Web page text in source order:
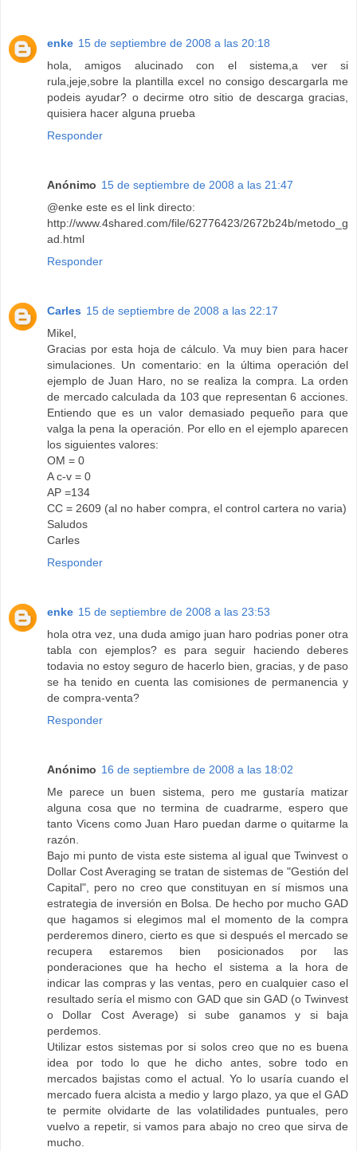
enke 15 de septiembre de 2008 a las 20:18
hola, amigos alucinado con el sistema,a ver si
rula,jeje,sobre la plantilla excel no consigo descargarla me
podeis ayudar? o decirme otro sitio de descarga gracias,
quisiera hacer alguna prueba
Responder
Anónimo 15 de septiembre de 2008 a las 21:47
@enke este es el link directo:
http://www.4shared.com/file/62776423/2672b24b/metodo_g
ad.html
Responder
Carles 15 de septiembre de 2008 a las 22:17
Mikel,
Gracias por esta hoja de cálculo. Va muy bien para hacer
simulaciones. Un comentario: en la última operación del
ejemplo de Juan Haro, no se realiza la compra. La orden
de mercado calculada da 103 que representan 6 acciones.
Entiendo que es un valor demasiado pequeño para que
valga la pena la operación. Por ello en el ejemplo aparecen
los siguientes valores:
OM = 0
A c-v = 0
AP =134
CC = 2609 (al no haber compra, el control cartera no varia)
Saludos
Carles
Responder
enke 15 de septiembre de 2008 a las 23:53
hola otra vez, una duda amigo juan haro podrias poner otra
tabla con ejemplos? es para seguir haciendo deberes
todavia no estoy seguro de hacerlo bien, gracias, y de paso
se ha tenido en cuenta las comisiones de permanencia y
de compra-venta?
Responder
Anónimo 16 de septiembre de 2008 a las 18:02
Me parece un buen sistema, pero me gustaría matizar
alguna cosa que no termina de cuadrarme, espero que
tanto Vicens como Juan Haro puedan darme o quitarme la
razón.
Bajo mi punto de vista este sistema al igual que Twinvest o
Dollar Cost Averaging se tratan de sistemas de "Gestión del
Capital", pero no creo que constituyan en sí mismos una
estrategia de inversión en Bolsa. De hecho por mucho GAD
que hagamos si elegimos mal el momento de la compra
perderemos dinero, cierto es que si después el mercado se
recupera estaremos bien posicionados por las
ponderaciones que ha hecho el sistema a la hora de
indicar las compras y las ventas, pero en cualquier caso el
resultado sería el mismo con GAD que sin GAD (o Twinvest
o Dollar Cost Average) si sube ganamos y si baja
perdemos.
Utilizar estos sistemas por si solos creo que no es buena
idea por todo lo que he dicho antes, sobre todo en
mercados bajistas como el actual. Yo lo usaría cuando el
mercado fuera alcista a medio y largo plazo, ya que el GAD
te permite olvidarte de las volatilidades puntuales, pero
vuelvo a repetir, si vamos para abajo no creo que sirva de
mucho.